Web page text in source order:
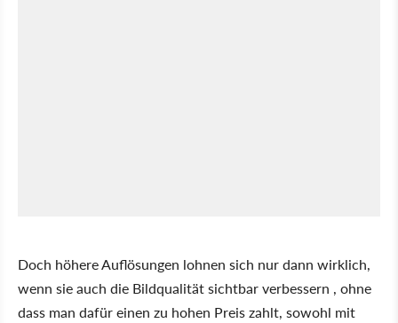
Doch höhere Auflösungen lohnen sich nur dann wirklich,
wenn sie auch die Bildqualität sichtbar verbessern , ohne
dass man dafür einen zu hohen Preis zahlt, sowohl mit